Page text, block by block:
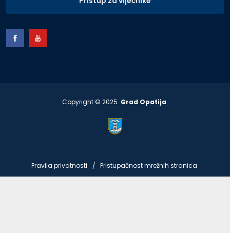
Copyright © 2025. Grad Opatija.
Pravila privatnosti Pristupačnost mrežnih stranica